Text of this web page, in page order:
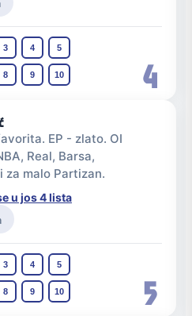
4
3 4 5
8 9 10
5
EP - zlato. OI
Real, Barsa,
za malo Partizan.
u jos 4 lista
3 4 5
8 9 10